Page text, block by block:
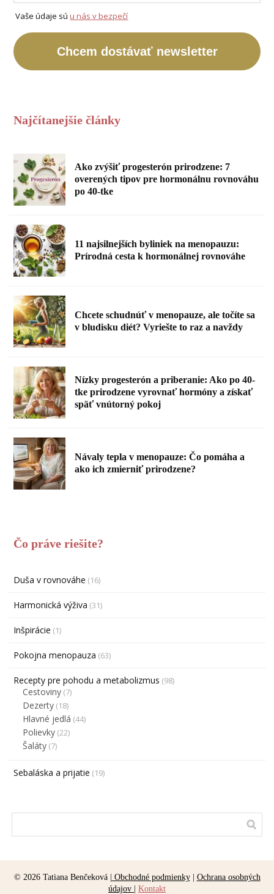
Vaše údaje súu nás v bezpečí
Chcem dostávať newsletter
Najčítanejšie články
Ako zvýšiť progesterón prirodzene: 7
overených tipov pre hormonálnu rovnováhu
po 40-tke
11 najsilnejších byliniek na menopauzu:
Prírodná cesta k hormonálnej rovnováhe
Chcete schudnúť v menopauze, ale točíte sa
v bludisku diét? Vyriešte to raz a navždy
Nízky progesterón a priberanie: Ako po 40-
tke prirodzene vyrovnať hormóny a získať
späť vnútorný pokoj
Návaly tepla v menopauze: Čo pomáha a
ako ich zmierniť prirodzene?
Čo práve riešite?
Duša v rovnováhe (16)
Harmonická výživa (31)
Inšpirácie (1)
Pokojna menopauza (63)
Recepty pre pohodu a metabolizmus (98)
Cestoviny (7)
Dezerty (18)
Hlavné jedlá (44)
Polievky (22)
Šaláty (7)
Sebaláska a prijatie (19)
© 2026 Tatiana Benčeková | Obchodné podmienky| Ochrana osobných
údajov
Kontakt